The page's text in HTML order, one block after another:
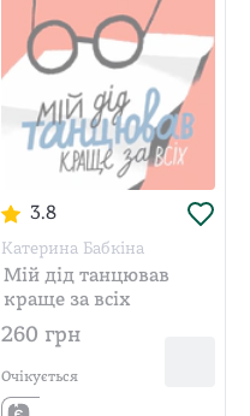
3.8
Катерина Бабкіна
Мій дід танцював
краще за всіх
260 грн
Очікується